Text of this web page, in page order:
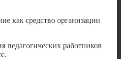
как средство организации
педагогических работников